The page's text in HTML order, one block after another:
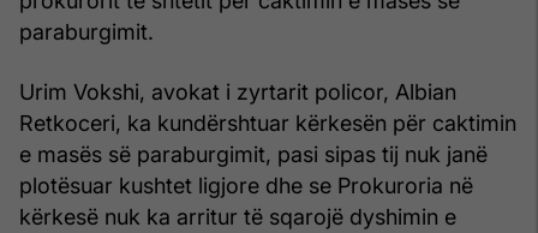
paraburgimit.
Urim Vokshi, avokat i zyrtarit policor, Albian
Retkoceri, ka kundërshtuar kërkesën për caktimin
e masës së paraburgimit, pasi sipas tij nuk janë
plotësuar kushtet ligjore dhe se Prokuroria në
kërkesë nuk ka arritur të sqarojë dyshimin e